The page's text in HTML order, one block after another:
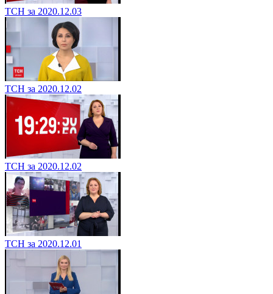
ТСН за 2020.12.03
ТСН за 2020.12.02
ТСН за 2020.12.02
ТСН за 2020.12.01